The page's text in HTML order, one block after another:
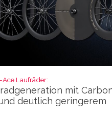
Laufräder:
mit
deutlich geringerem